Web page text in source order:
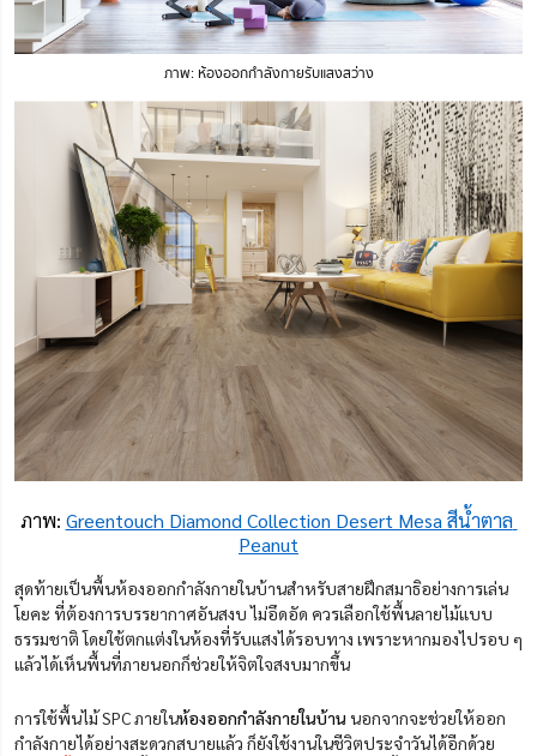
ภาพ: ห้องออกกำลังกายรับแสงสว่าง
ภาพ: Greentouch Diamond Collection Desert Mesa สีน้ำตาล
Peanut
สุดท้ายเป็นพื้นห้องออกกำลังกายในบ้านสำหรับสายฝึกสมาธิอย่างการเล่น
โยคะ ที่ต้องการบรรยากาศอันสงบ ไม่อึดอัด ควรเลือกใช้พื้นลายไม้แบบ
ธรรมชาติ โดยใช้ตกแต่งในห้องที่รับแสงได้รอบทาง เพราะหากมองไปรอบ ๆ
แล้วได้เห็นพื้นที่ภายนอกก็ช่วยให้จิตใจสงบมากขึ้น
การใช้พื้นไม้ SPC ภายในห้องออกกําลังกายในบ้านนอกจากจะช่วยให้ออก
กำลังกายได้อย่างสะดวกสบายแล้ว ก็ยังใช้งานในชีวิตประจำวันได้อีกด้วย